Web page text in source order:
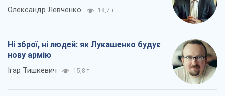
Олександр Левченко 18,7 т.
Ні зброї, ні людей: як Лукашенко будує
нову армію
Ігар Тишкевич 15,8 т.